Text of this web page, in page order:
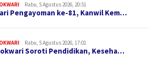
Rabu, 5 Agustus 2026, 20:51
Pengayoman ke-81, Kanwil Kem…
Rabu, 5 Agustus 2026, 17:01
Soroti Pendidikan, Keseha…